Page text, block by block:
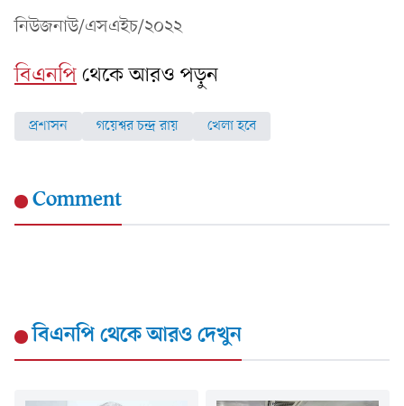
নিউজনাউ/এসএইচ/২০২২
বিএনপিথেকে আরও পড়ুন
প্রশাসন গয়েশ্বর চন্দ্র রায় খেলা হবে
Comment
বিএনপিথেকে আরও দেখুন